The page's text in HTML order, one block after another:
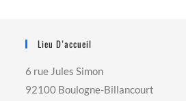
Lieu D’accueil
6 rue Jules Simon
92100 Boulogne-Billancourt